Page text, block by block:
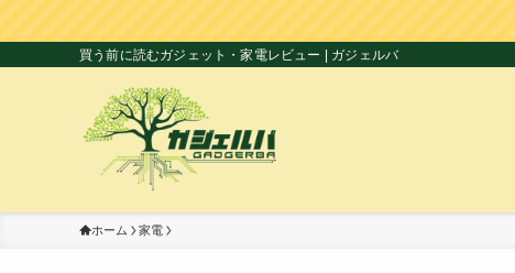
買う前に読むガジェット・家電レビュー | ガジェルバ
ホーム 家電